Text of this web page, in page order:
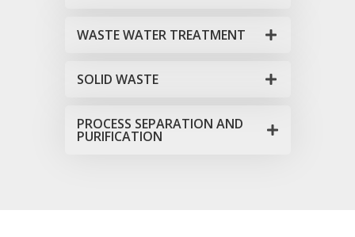
WASTE WATER TREATMENT
SOLID WASTE
PROCESS SEPARATION AND
PURIFICATION